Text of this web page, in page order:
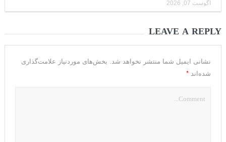
آگوست 07, 2026
LEAVE A REPLY
نشانی ایمیل شما منتشر نخواهد شد. بخش‌های موردنیاز علامت‌گذاری
شده‌اند *